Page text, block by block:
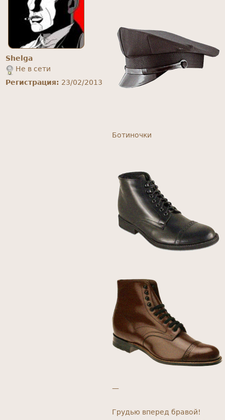
Shelga
Не в сети
Регистрация: 23/02/2013
Ботиночки
—
Грудью вперед бравой!